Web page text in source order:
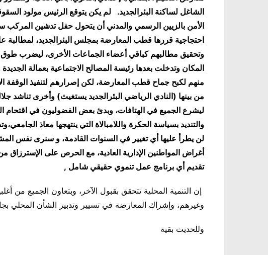
الشاغل لساكنة البئرالجديد. لم يكن يتوقع الرئيس مولود
الأمن بالزيين الرسمي والمدني أن يتحول حفل تدشين المركب
احتجاجية قررها قطب المعارضة بمجلس البئرالجديد، لمطالبة
وتحقيق مطالبهم كباقي أعضاء الجماعات الأخرى، ليضرب
المكان وتدخلت بعدها رئيسة المصالح الاجتماعية بعمالة
منهم لكبح جماح قطب المعارضة، لكن إصرارهم لتنفيذ الوقفة
من بينها (النادي الرياضي البئرالجديد يستغيث) وأخرى تناشد
ليشرع الجميع في الهتافات، وبدئ بعض الفضوليون في اقتحام
والتنديد بسياسة الحكرة واللامبالاة التي ينتهجها معاذ الجامعي،
لن يطرأ عليها أي تغيير في السنوات القادمة، و سنرى نفس
أغراض المواطنين الإدارية العادية، مع الحرص على
تقديم أي برنامج عمل تنموي حقيقي شامل ,
إن التنمية المحلية تتحقق بقبول الآخر، وبتعاون الجميع من
وغيرهم، وإشراك المعارضة في تسيير وتدبير الشأن المحلي
وللحديث بقية